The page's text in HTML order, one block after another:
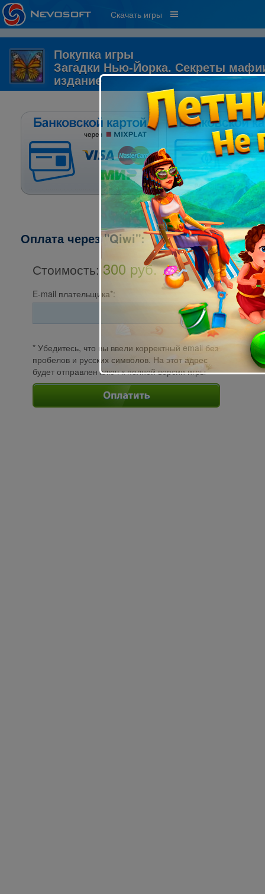
Скачать игры
Покупка игры
Загадки Нью-Йорка. Секреты
издание
Оплата через "Qiwi":
Стоимость: 300 pуб.
E-mail плательщика*:
* Убедитесь, что вы ввели корректный email без
пробелов и русских символов. На этот адрес
будет отправлен ключ к полной версии игры